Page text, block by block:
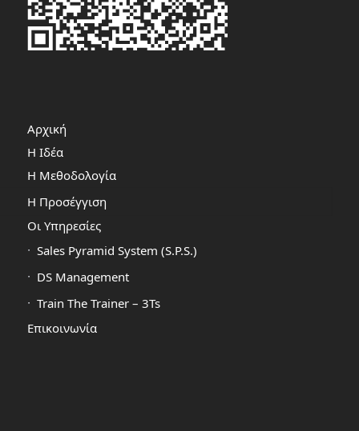
Αρχική
Η Ιδέα
Η Μεθοδολογία
Η Προσέγγιση
Οι Υπηρεσίες
Sales Pyramid System (S.P.S.)
DS Management
Train The Trainer – 3Ts
Επικοινωνία